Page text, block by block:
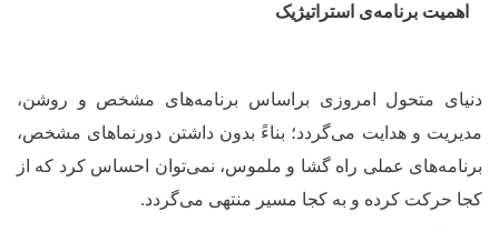
اهمیت برنامه‌ی استراتیژیک
دنیای متحول امروزی براساس برنامه‌های مشخص و روشن،
مدیریت و هدایت می‌گردد؛ بناءً بدون داشتن دورنماهای مشخص،
برنامه‌های عملی راه گشا و ملموس، نمی‌توان احساس کرد که از
کجا حرکت کرده و به کجا مسیر منتهی می‌گردد.